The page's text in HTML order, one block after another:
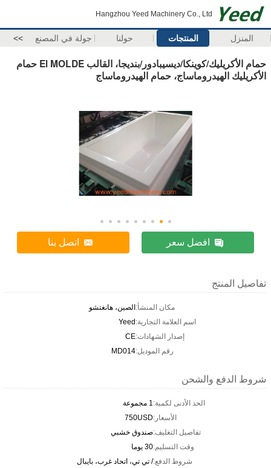
Hangzhou Yeed Machinery Co., Ltd
المنزل المنتجات حولنا جولة في المصنع >>
حمام الأكريليك/كوينكا/ديسيبادور/بنديجا، القالب El MOLDE حمام
الأكريليك الهيدروماساج، حمام الهيدروماساج
افضل سعر اتصل بنا
تفاصيل المنتج
مكان المنشأ:الصين، هانغتشو
اسم العلامة التجارية:Yeed
إصدار الشهادات:CE
رقم الموديل:MD014
شروط الدفع والشحن
الحد الأدنى لكمية:1 مجموعة
الأسعار:750USD
تفاصيل التغليف:صندوق خشبي
وقت التسليم:30 يوما
شروط الدفع:/ تي تي، اتحاد غرب، بايبال